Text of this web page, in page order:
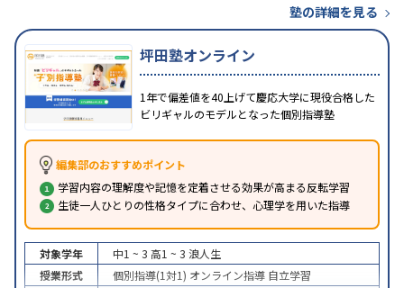
塾の詳細を見る
坪田塾オンライン
1年で偏差値を40上げて慶応大学に現役合格した
ビリギャルのモデルとなった個別指導塾
編集部のおすすめポイント
学習内容の理解度や記憶を定着させる効果が高まる反転学習
生徒一人ひとりの性格タイプに合わせ、心理学を用いた指導
対象学年 中1 ~ 3 高1 ~ 3 浪人生
授業形式
個別指導(1対1) オンライン指導 自立学習